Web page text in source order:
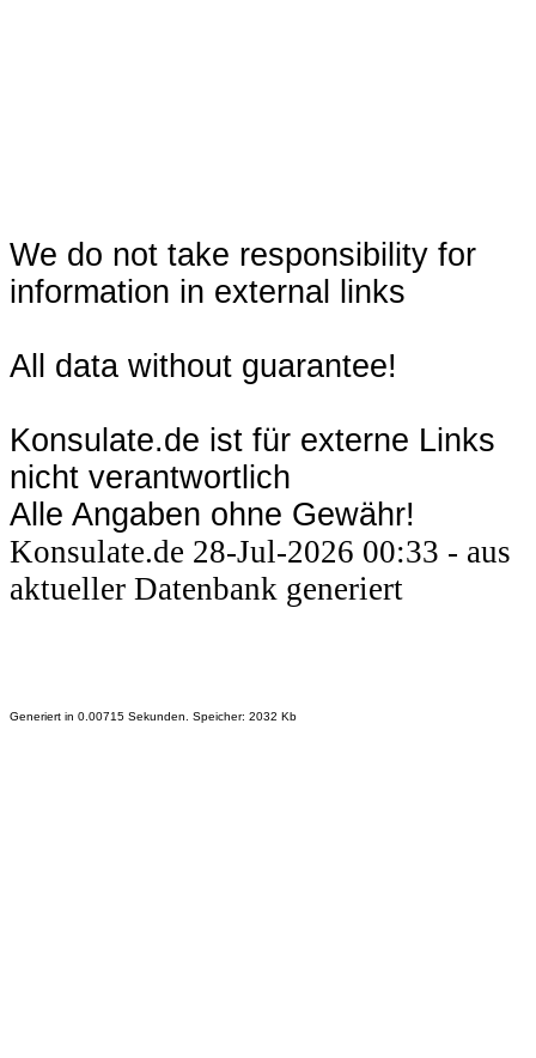
We do not take responsibility for
information in external links
All data without guarantee!
Konsulate.de ist für externe Links
nicht verantwortlich
Alle Angaben ohne Gewähr!
Konsulate.de 28-Jul-2026 00:33 - aus
aktueller Datenbank generiert
Generiert in 0.00715 Sekunden. Speicher: 2032 Kb